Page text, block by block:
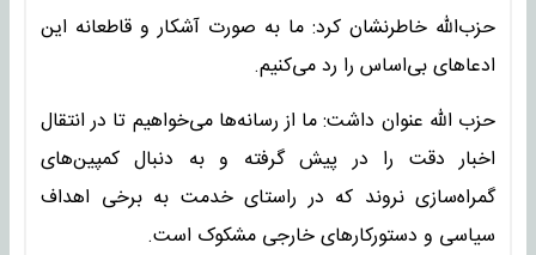
حزب‌الله خاطرنشان کرد: ما به صورت آشکار و قاطعانه این
ادعاهای بی‌اساس را رد می‌کنیم.
حزب الله عنوان داشت: ما از رسانه‌ها می‌خواهیم تا در انتقال
اخبار دقت را در پیش گرفته و به دنبال کمپین‌های
گمراه‌سازی نروند که در راستای خدمت به برخی اهداف
سیاسی و دستورکارهای خارجی مشکوک است.